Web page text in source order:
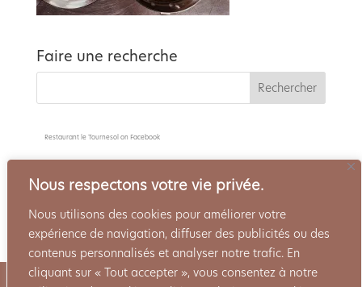
Nous respectons votre vie privée.
Nous utilisons des cookies pour améliorer votre
expérience de navigation, diffuser des publicités ou des
contenus personnalisés et analyser notre trafic. En
cliquant sur « Tout accepter », vous consentez à notre
Faire une recherche
Restaurant le Tournesol on Facebook
Politique de confidentialité Mentions Légales